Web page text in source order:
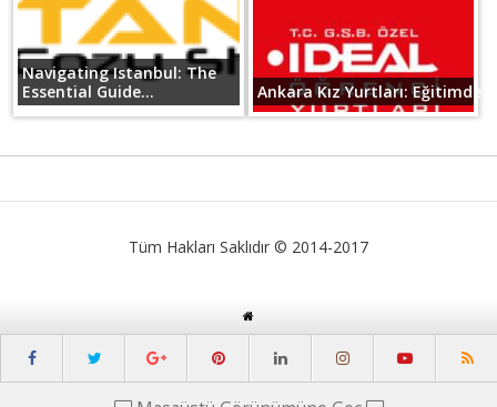
Navigating Istanbul: The
Essential Guide...
Ankara Kız Yurtları: Eğitimde
Tüm Hakları Saklıdır © 2014-2017